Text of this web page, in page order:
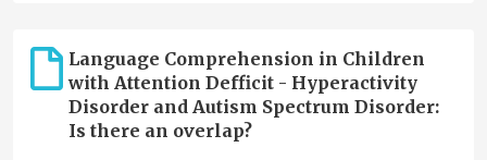
Language Comprehension in Children
with Attention Defficit - Hyperactivity
Disorder and Autism Spectrum Disorder:
Is there an overlap?